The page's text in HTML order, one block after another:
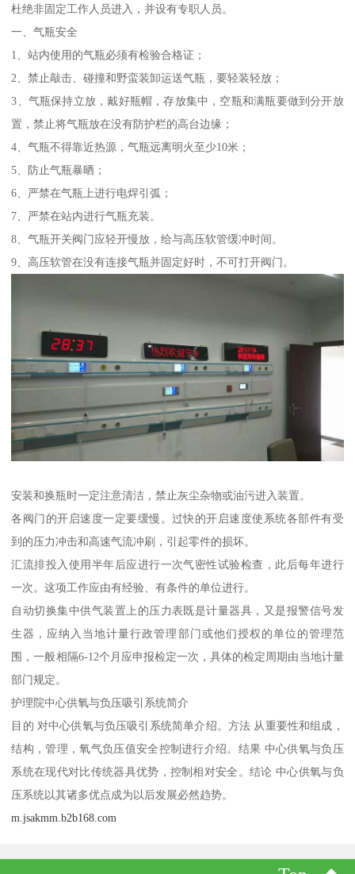
杜绝非固定工作人员进入，并设有专职人员。
一、气瓶安全
1、站内使用的气瓶必须有检验合格证；
2、禁止敲击、碰撞和野蛮装卸运送气瓶，要轻装轻放；
3、气瓶保持立放，戴好瓶帽，存放集中，空瓶和满瓶要做到分开放
置，禁止将气瓶放在没有防护栏的高台边缘；
4、气瓶不得靠近热源，气瓶远离明火至少10米；
5、防止气瓶暴晒；
6、严禁在气瓶上进行电焊引弧；
7、严禁在站内进行气瓶充装。
8、气瓶开关阀门应轻开慢放，给与高压软管缓冲时间。
9、高压软管在没有连接气瓶并固定好时，不可打开阀门。
安装和换瓶时一定注意清洁，禁止灰尘杂物或油污进入装置。
各阀门的开启速度一定要缓慢。过快的开启速度使系统各部件有受
到的压力冲击和高速气流冲刷，引起零件的损坏。
汇流排投入使用半年后应进行一次气密性试验检查，此后每年进行
一次。这项工作应由有经验、有条件的单位进行。
自动切换集中供气装置上的压力表既是计量器具，又是报警信号发
生器，应纳入当地计量行政管理部门或他们授权的单位的管理范
围，一般相隔6-12个月应申报检定一次，具体的检定周期由当地计量
部门规定。
护理院中心供氧与负压吸引系统简介
目的 对中心供氧与负压吸引系统简单介绍。方法 从重要性和组成，
结构，管理，氧气负压值安全控制进行介绍。结果 中心供氧与负压
系统在现代对比传统器具优势，控制相对安全。结论 中心供氧与负
压系统以其诸多优点成为以后发展必然趋势。
m.jsakmm.b2b168.com